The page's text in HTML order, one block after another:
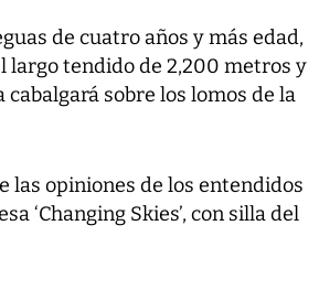
de cuatro años y más edad,
largo tendido de 2,200 metros y
sobre los lomos de la
las opiniones de los entendidos
‘Changing Skies’, con silla del